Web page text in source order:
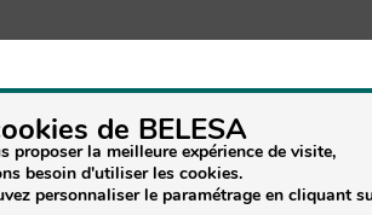
pour la peau et la protège du
la rend plus éclatante.
et sensibles.
de BELESA
proposer la meilleure expérience de visite,
besoin d'utiliser les cookies.
personnaliser le paramétrage en cliquant